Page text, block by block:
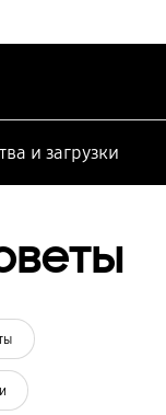
и загрузки